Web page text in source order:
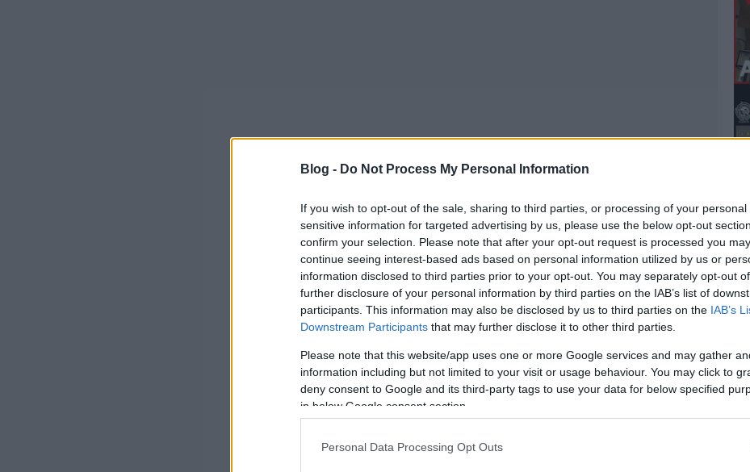
Blog - Do Not Process My Personal Information
If you wish to opt-out of the sale, sharing to third parties, or processing of your personal
sensitive information for targeted advertising by us, please use the below opt-out
confirm your selection. Please note that after your opt-out request is processed you may
continue seeing interest-based ads based on personal information utilized by us or
information disclosed to third parties prior to your opt-out. You may separately opt-out
further disclosure of your personal information by third parties on the IAB’s list of
participants. This information may also be disclosed by us to third parties on the IAB’s
Downstream Participants that may further disclose it to other third parties.
Please note that this website/app uses one or more Google services and may gather
information including but not limited to your visit or usage behaviour. You may click to
deny consent to Google and its third-party tags to use your data for below specified
in below Google consent section.
Personal Data Processing Opt Outs